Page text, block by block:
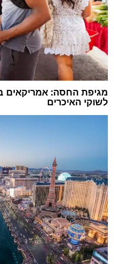
מגיפת החסה: אמריקאים
לשוקי האיכרים